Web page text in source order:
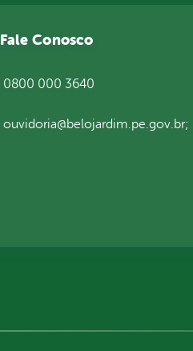
Fale Conosco
0800 000 3640
ouvidoria@belojardim.pe.gov.br;